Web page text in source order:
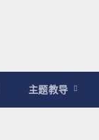
主题教导